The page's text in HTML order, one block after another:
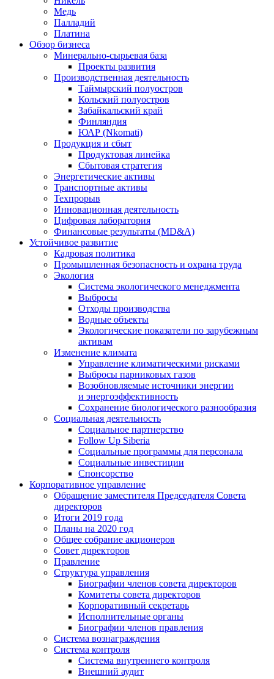
Медь
Палладий
Платина
Обзор бизнеса
Минерально-сырьевая база
Проекты развития
Производственная деятельность
Таймырский полуостров
Кольский полуостров
Забайкальский край
Финляндия
ЮАР (Nkomati)
Продукция и сбыт
Продуктовая линейка
Сбытовая стратегия
Энергетические активы
Транспортные активы
Техпрорыв
Инновационная деятельность
Цифровая лаборатория
Финансовые результаты (MD&A)
Устойчивое развитие
Кадровая политика
Промышленная безопасность и охрана труда
Экология
Система экологического менеджмента
Выбросы
Отходы производства
Водные объекты
Экологические показатели по зарубежным
активам
Изменение климата
Управление климатическими рисками
Выбросы парниковых газов
Возобновляемые источники энергии
и энергоэффективность
Сохранение биологического разнообразия
Социальная деятельность
Социальное партнерство
Follow Up Siberia
Социальные программы для персонала
Социальные инвестиции
Спонсорство
Корпоративное управление
Обращение заместителя Председателя Совета
директоров
Итоги 2019 года
Планы на 2020 год
Общее собрание акционеров
Совет директоров
Правление
Структура управления
Биографии членов совета директоров
Комитеты совета директоров
Корпоративный секретарь
Исполнительные органы
Биографии членов правления
Система вознаграждения
Система контроля
Система внутреннего контроля
Внешний аудит